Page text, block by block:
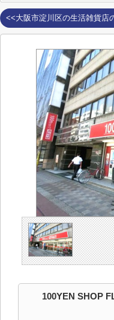
<<大阪市淀川区の生活雑貨店
100YEN SHOP